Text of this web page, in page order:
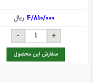
4/810/000 ریال
سفارش این محصول